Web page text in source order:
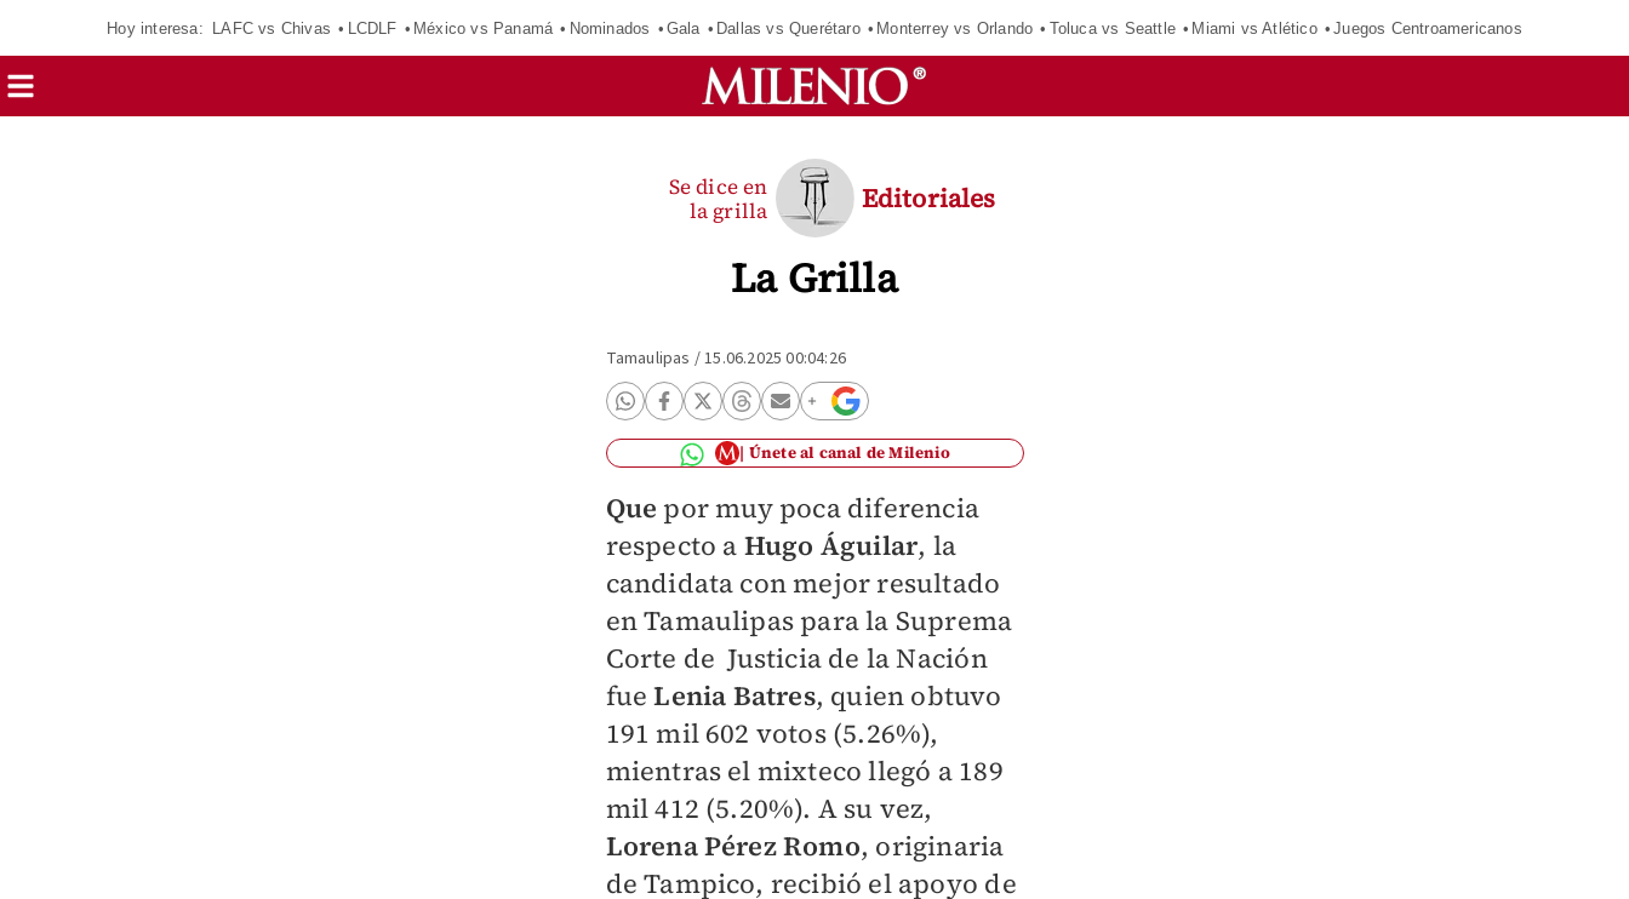
Hoy interesa: LAFC vs Chivas LCDLF México vs Panamá Nominados Gala Dallas vs Querétaro Monterrey vs Orlando Toluca vs Seattle Miami vs Atlético Juegos Centroamericanos
La Grilla
Se dice en
la grilla
Editoriales
Tamaulipas /15.06.2025 00:04:26
Únete al canal de Milenio
Que por muy poca diferencia
respecto a Hugo Águilar, la
candidata con mejor resultado
en Tamaulipas para la Suprema
Corte de Justicia de la Nación
fueLenia Batres, quien obtuvo
191 mil 602 votos (5.26%),
mientras el mixteco llegó a 189
mil 412 (5.20%). A su vez,
Lorena Pérez Romo, originaria
de Tampico, recibió el apoyo de